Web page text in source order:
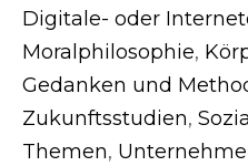
Digitale- oder
Moralphilosophie,
Gedanken und
Zukunftsstudien,
Themen,